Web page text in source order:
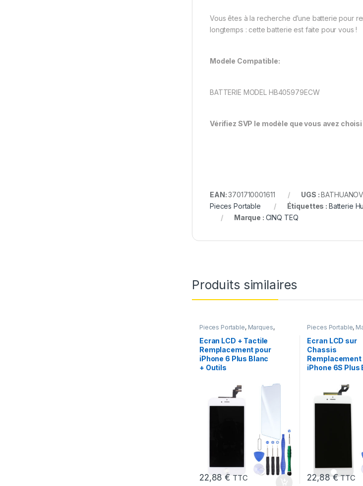
Vous êtes à la recherche d’une batterie pour
longtemps : cette batterie est faite pour vous !
Modele Compatible:
BATTERIE MODEL HB405979ECW
Vérifiez SVP le modèle que vous avez
EAN:3701710001611 UGS :
Pieces Portable
Étiquettes : Batterie
Marque : CINQ TEQ
Produits similaires
Pieces Portable, Marques,
iPhone 6 Plus
Ecran LCD + Tactile
Remplacement pour
iPhone 6 Plus Blanc
+ Outils
22,88€ TTC
Pieces Portable,
iPhone 6S
Ecran LCD sur
Chassis
Remplacement
iPhone 6S Plus
22,88€ TTC